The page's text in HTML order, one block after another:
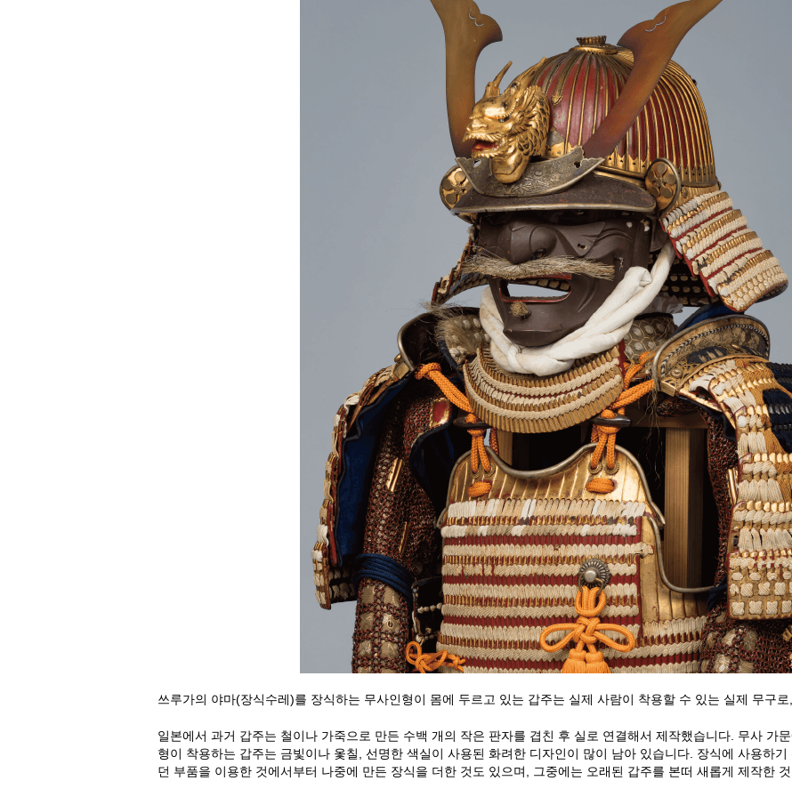
쓰루가의 야마(장식수레)를 장식하는 무사인형이 몸에 두르고 있는 갑주는 실제 사람이 착용할 수 있는 실제 무구
일본에서 과거 갑주는 철이나 가죽으로 만든 수백 개의 작은 판자를 겹친 후 실로 연결해서 제작했습니다. 무사 가
형이 착용하는 갑주는 금빛이나 옻칠, 선명한 색실이 사용된 화려한 디자인이 많이 남아 있습니다. 장식에 사용하
던 부품을 이용한 것에서부터 나중에 만든 장식을 더한 것도 있으며, 그중에는 오래된 갑주를 본떠 새롭게 제작한 것